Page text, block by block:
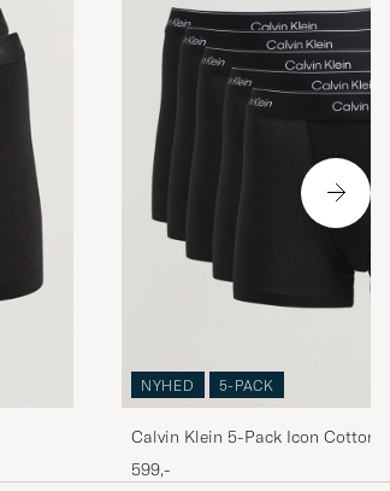
NYHED 5-PACK
Calvin Klein 5-Pack Icon Cotton
Trunk Black
599,-